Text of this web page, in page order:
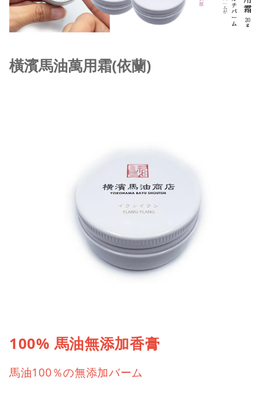
橫濱馬油萬用霜(依蘭)
100% 馬油無添加香膏
馬油100％の無添加バーム